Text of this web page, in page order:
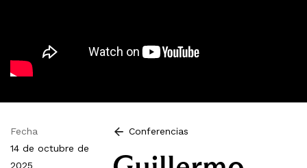
Fecha
14 de octubre de
2025
Conferencias